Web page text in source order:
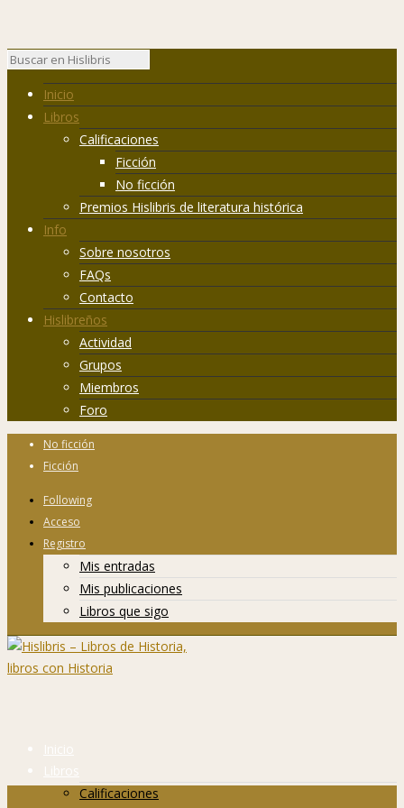
Inicio
Libros
Calificaciones
Ficción
No ficción
Premios Hislibris de literatura histórica
Info
Sobre nosotros
FAQs
Contacto
Hislibreños
Actividad
Grupos
Miembros
Foro
No ficción
Ficción
Following
Acceso
Registro
Mis entradas
Mis publicaciones
Libros que sigo
Inicio
Libros
Calificaciones